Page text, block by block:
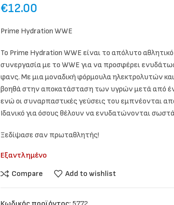
€12.00
Prime Hydration WWE
Το Prime Hydration WWE είναι το απόλυτο
συνεργασία με το WWE για να προσφέρει
φανς. Με μια μοναδική φόρμουλα ηλεκτρολυτών
βοηθά στην αποκατάσταση των υγρών μετά από
ενώ οι συναρπαστικές γεύσεις του εμπνέονται
Ιδανικό για όσους θέλουν να ενυδατώνονται
Ξεδίψασε σαν πρωταθλητής!
Εξαντλημένο
Compare
Add to wishlist